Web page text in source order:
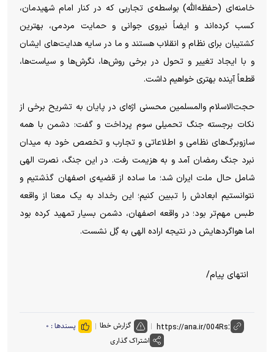
خامنه‌ای (حفظه‌الله) بواسطه‌ی تجاربی که در کنار امام شهیدمان،
کسب کرده‌اند و ایضاً نیروی جوانی و حمایت مردمی، بهترین
کشتیبان برای نظام و انقلاب هستند و ما در سایه هدایت‌های ایشان
و با ایجاد تغییر و تحول در برخی روش‌ها، نگرش‌ها و سیاست‌ها،
قطعاً آینده بهتری خواهیم داشت.
حجت‌الاسلام والمسلمین محسنی اژه‌ای در پایان به تشریح برخی از
نکات برجسته جنگ تحمیلی سوم پرداخت و گفت: دشمن با همه
سازوبرگ‌های نظامی و اطلاعاتی و تجارب و تخصص خود به میدان
نبرد جنگ رمضان آمد و به هزیمت رفت. در این جنگ، نصرت الهی
شامل حال ملت ایران شد؛ ما ساده از قضیه‌ی اصفهان گذشتیم و
نتوانستیم ابعادش را تببین کنیم؛ این رخداد به یک معنا از واقعه
طبس مهم‌تر بود؛ در واقعه اصفهان، دشمن بسیار تمهید کرده بود
اما هواگردهایش در نتیجه اراده الهی به گِل نشست.
انتهای پیام/
گزارش خطا پسندها : ۰
اشتراک گذاری